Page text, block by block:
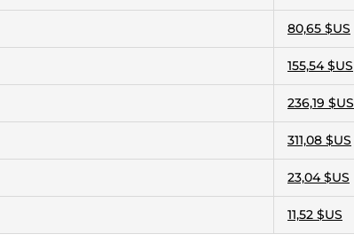
80,65 $US
155,54 $US
236,19 $US
311,08 $US
23,04 $US
11,52 $US